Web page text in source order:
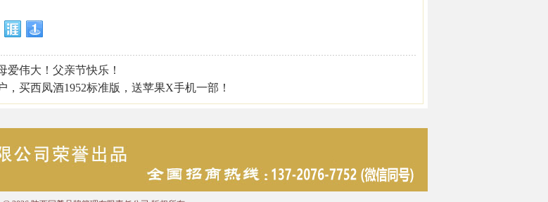
爱伟大！父亲节快乐！
，买西凤酒1952标准版，送苹果X手机一部！